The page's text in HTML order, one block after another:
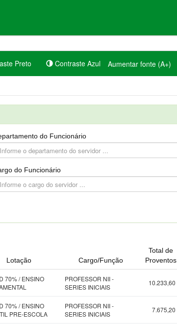
Preto Contraste Azul Aumentar fonte (A+)
do Funcionário
do Funcionário
Lotação Cargo/Função
Total de
Proventos
70% / ENSINO
PROFESSOR NII -
SERIES INICIAIS
10.233,60
70% / ENSINO
PRE-ESCOLA
PROFESSOR NII -
SERIES INICIAIS
7.675,20